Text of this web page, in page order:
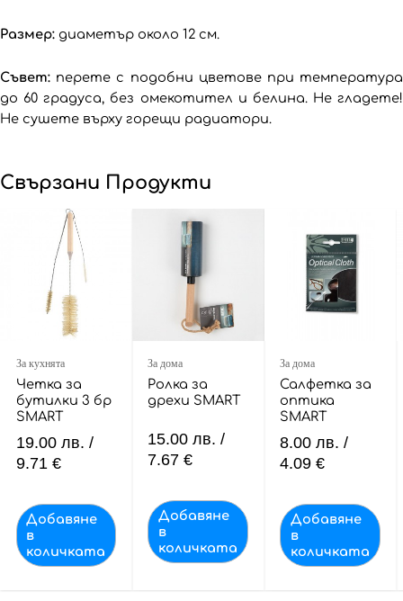
Размер: диаметър около 12 см.
Съвет: перете с подобни цветове при температура
до 60 градуса, без омекотител и белина. Не гладете!
Не сушете върху горещи радиатори.
Свързани Продукти
За кухнята
Четка за
бутилки 3 бр
SMART
19.00 лв. /
9.71 €
Добавяне
в
количката
За дома
Ролка за
дрехи SMART
15.00лв. /
7.67 €
Добавяне
в
количката
За дома
Салфетка за
оптика
SMART
8.00лв. /
4.09 €
Добавяне
в
количката